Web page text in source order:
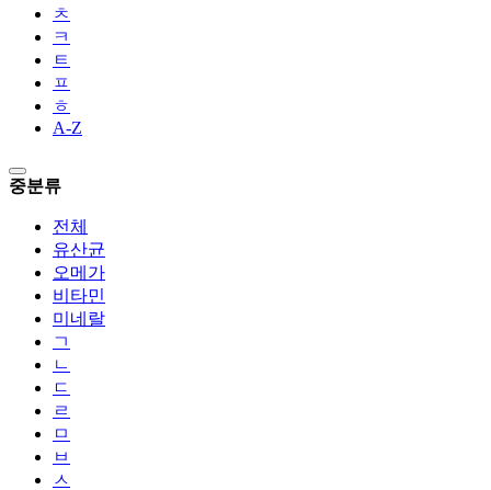
ㅊ
ㅋ
ㅌ
ㅍ
ㅎ
A-Z
중분류
전체
유산균
오메가
비타민
미네랄
ㄱ
ㄴ
ㄷ
ㄹ
ㅁ
ㅂ
ㅅ